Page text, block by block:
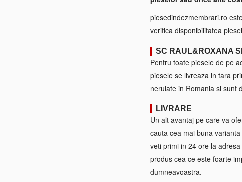
piesedindezmembrari.ro
verifica disponibilitatea
SC RAUL&ROXANA
Pentru toate piesele de pe
piesele se livreaza in tara
nerulate in Romania si sunt
LIVRARE
Un alt avantaj pe care va
cauta cea mai buna
veti primi in 24 ore la
produs cea ce este foarte
dumneavoastra.